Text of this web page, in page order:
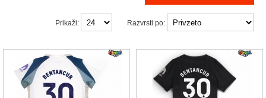
Razvrsti po:
Prikaži: